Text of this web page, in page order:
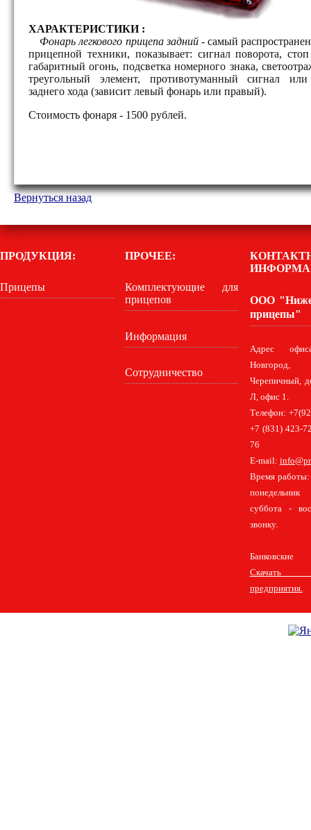
ХАРАКТЕРИСТИКИ :
Фонарь легкового прицепа задний- самый
прицепной техники, показывает: сигнал поворота,
габаритный огонь, подсветка номерного знака,
треугольный элемент, противотуманный сигнал
заднего хода (зависит левый фонарь или правый).
Стоимость фонаря - 1500 рублей.
Вернуться назад
ПРОДУКЦИЯ:
Прицепы
ПРОЧЕЕ:
Комплектующие для
прицепов
Информация
Сотрудничество
ООО
прицепы"
Адрес
Черепичный,
Л, офис 1.
Телефон:
+7 (831) 423-
76
E-mail:
Время
суббота -
звонку.
Банковские
Скачать
предприятия.